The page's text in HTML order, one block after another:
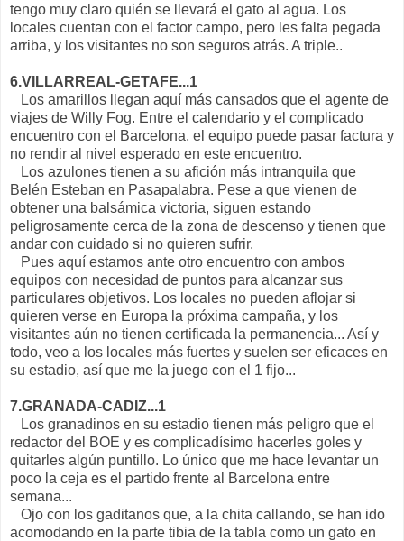
tengo muy claro quién se llevará el gato al agua. Los
locales cuentan con el factor campo, pero les falta pegada
arriba, y los visitantes no son seguros atrás. A triple..
6.VILLARREAL-GETAFE...1
Los amarillos llegan aquí más cansados que el agente de
viajes de Willy Fog. Entre el calendario y el complicado
encuentro con el Barcelona, el equipo puede pasar factura y
no rendir al nivel esperado en este encuentro.
Los azulones tienen a su afición más intranquila que
Belén Esteban en Pasapalabra. Pese a que vienen de
obtener una balsámica victoria, siguen estando
peligrosamente cerca de la zona de descenso y tienen que
andar con cuidado si no quieren sufrir.
Pues aquí estamos ante otro encuentro con ambos
equipos con necesidad de puntos para alcanzar sus
particulares objetivos. Los locales no pueden aflojar si
quieren verse en Europa la próxima campaña, y los
visitantes aún no tienen certificada la permanencia... Así y
todo, veo a los locales más fuertes y suelen ser eficaces en
su estadio, así que me la juego con el 1 fijo...
7.GRANADA-CADIZ...1
Los granadinos en su estadio tienen más peligro que el
redactor del BOE y es complicadísimo hacerles goles y
quitarles algún puntillo. Lo único que me hace levantar un
poco la ceja es el partido frente al Barcelona entre
semana...
Ojo con los gaditanos que, a la chita callando, se han ido
acomodando en la parte tibia de la tabla como un gato en